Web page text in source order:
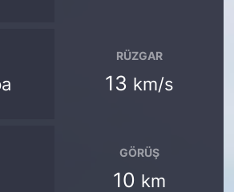
RÜZGAR
13 km/s
GÖRÜŞ
10 km